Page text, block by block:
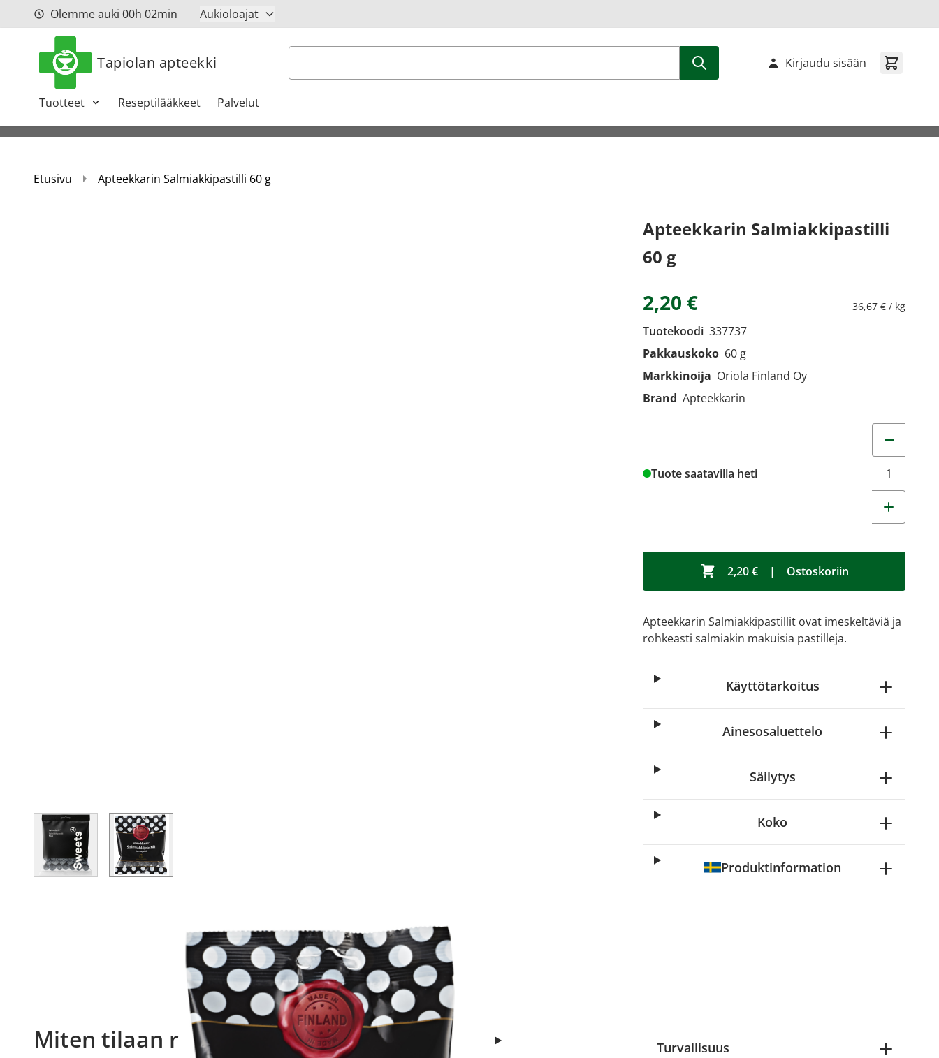
Siirry sisältöönOlemme auki 00h 02min Aukioloajat
Tapiolan apteekki Haku
Tuotteet Reseptilääkkeet Palvelut
Kirjaudu sisään
Etusivu Apteekkarin Salmiakkipastilli 60 g
View larger imageView larger image
Apteekkarin Salmiakkipastilli
60 g
2,20 € 36,67 € / kg
Tuotekoodi 337737
Pakkauskoko 60 g
Markkinoija Oriola Finland Oy
Brand Apteekkarin
Tuote saatavilla heti
2,20 € | Ostoskoriin
Apteekkarin Salmiakkipastillit ovat imeskeltäviä ja
rohkeasti salmiakin makuisia pastilleja.
Käyttötarkoitus
Ainesosaluettelo
Säilytys
Koko
Produktinformation
Miten tilaan reseptilääkkeitä
Turvallisuus